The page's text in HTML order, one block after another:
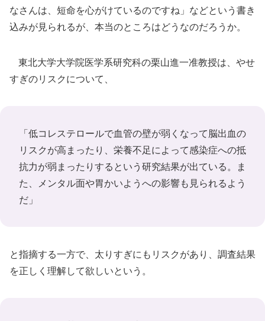
なさんは、短命を心がけているのですね」などという書き
込みが見られるが、本当のところはどうなのだろうか。
東北大学大学院医学系研究科の栗山進一准教授は、やせ
すぎのリスクについて、
「低コレステロールで血管の壁が弱くなって脳出血の
リスクが高まったり、栄養不足によって感染症への抵
抗力が弱まったりするという研究結果が出ている。ま
た、メンタル面や胃かいようへの影響も見られるよう
だ」
と指摘する一方で、太りすぎにもリスクがあり、調査結果
を正しく理解して欲しいという。